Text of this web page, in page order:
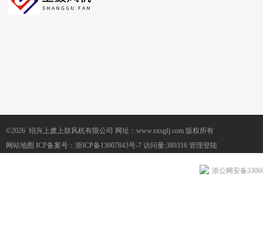
©2026 绍兴上虞上鼓风机有限公司 网址：www.sxsgfj.com 版权所有
网站地图 ICP备案号： 浙ICP备13007843号-7 访问量:389316 管理登陆
浙公网安备